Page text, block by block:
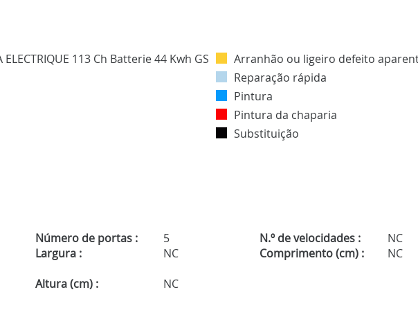
Arranhão ou ligeiro defeito
Reparação rápida
Pintura
Pintura da chaparia
Substituição
Número de portas : 5 N.º de velocidades :
NC
Largura : NC Comprimento (cm) :
NC
Altura (cm) : NC